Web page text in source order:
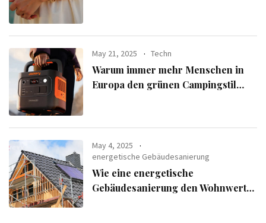
May 21, 2025 Techn
Warum immer mehr Menschen in
Europa den grünen Campingstil
May 4, 2025
energetische Gebäudesanierung
Wie eine energetische
Gebäudesanierung den Wohnwert